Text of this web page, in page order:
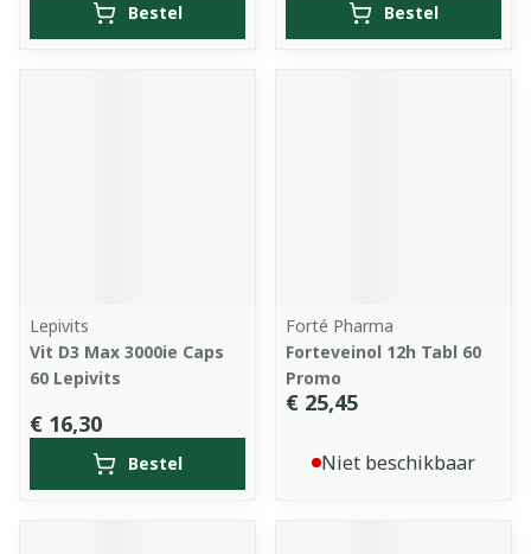
Bestel Bestel
Lepivits
Vit D3 Max 3000ie Caps
60 Lepivits
€ 16,30
Bestel
Forté Pharma
Forteveinol 12h Tabl 60
Promo
€ 25,45
Niet beschikbaar